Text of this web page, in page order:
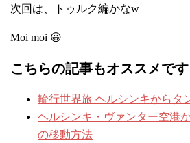
次回は、トゥルク編かなw
Moi moi 😀
こちらの記事もオススメです
輪行世界旅 ヘルシンキからタ
ヘルシンキ・ヴァンター空港
の移動方法